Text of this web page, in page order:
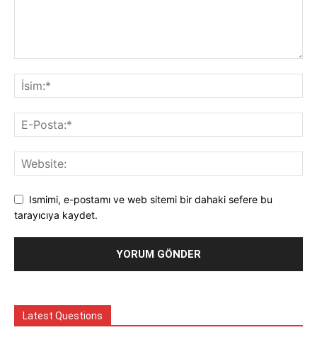
Ismimi, e-postamı ve web sitemi bir dahaki sefere bu
tarayıcıya kaydet.
Latest Questions